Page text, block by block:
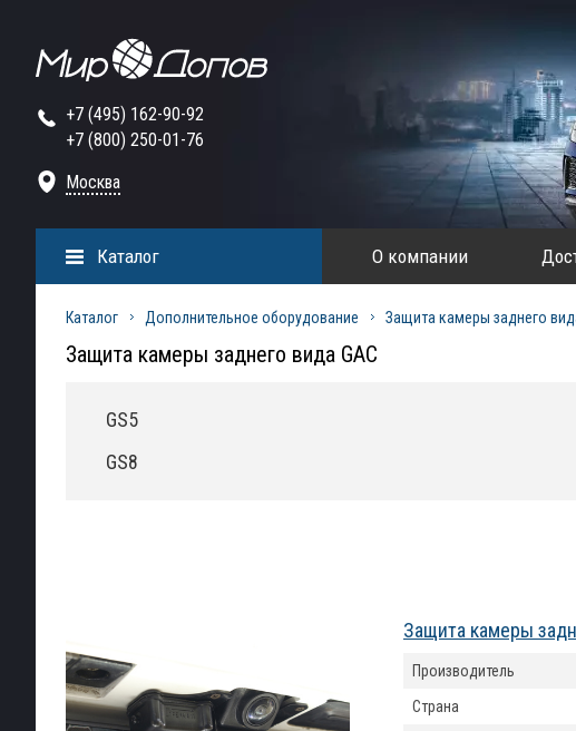
+7 (495) 162-90-92
+7 (800) 250-01-76
Москва
О компании
Каталог
Каталог Дополнительное оборудование Защита камеры заднего
Защита камеры заднего вида GAC
GS5
GS8
Защита камеры
Производитель
Страна